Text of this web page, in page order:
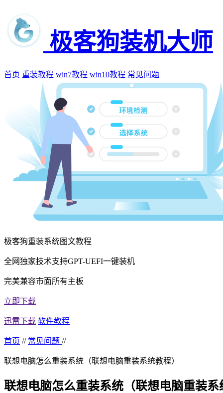
极客狗装机大师
首页 重装教程 win7教程 win10教程 常见问题
极客狗重装系统图文教程
全网独家技术支持GPT-UEFI一键装机
完美兼容市面所有主板
立即下载
迅雷下载 软件教程
首页 // 常见问题 //
联想电脑怎么重装系统（联想电脑重装系统教程）
联想电脑怎么重装系统（联想电脑重装系